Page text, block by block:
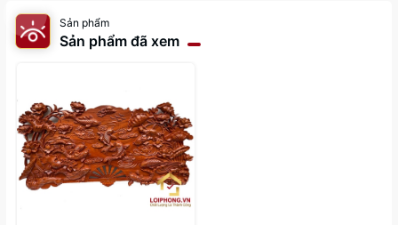
Sản phẩm
Sản phẩm đã xem